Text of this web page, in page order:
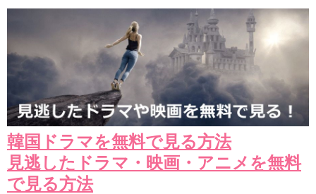
韓国ドラマを無料で見る方法
見逃したドラマ・映画・アニメを無料
で見る方法